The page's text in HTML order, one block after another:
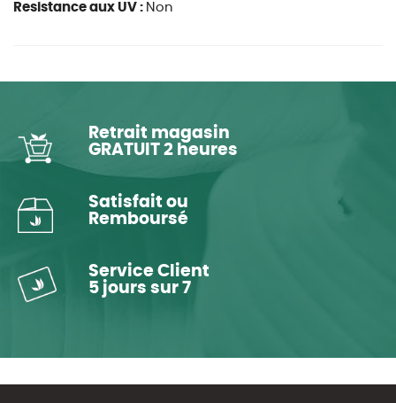
Resistance aux UV : Non
Retrait magasin
GRATUIT 2 heures
Satisfait ou
Remboursé
Service Client
5 jours sur 7